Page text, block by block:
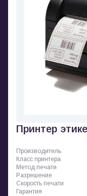
Принтер
Производитель
Класс принтера
Метод печати
Разрешение
Скорость печати
Гарантия